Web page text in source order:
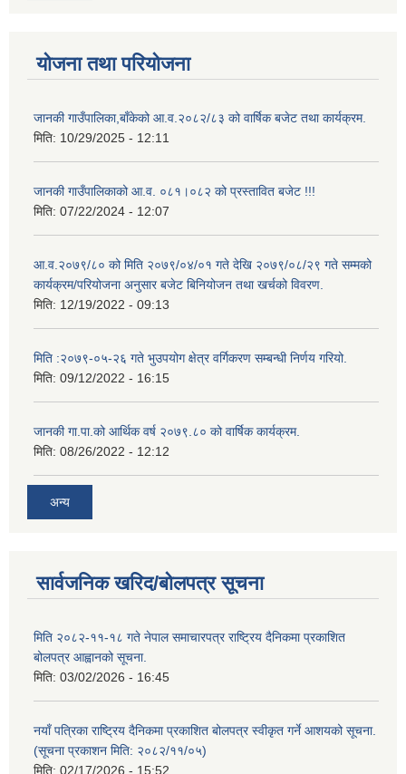
योजना तथा परियोजना
जानकी गाउँपालिका,बाँकेको आ.व.२०८२/८३ को वार्षिक बजेट तथा कार्यक्रम.
मिति: 10/29/2025 - 12:11
जानकी गाउँपालिकाको आ.व. ०८१।०८२ को प्रस्तावित बजेट !!!
मिति: 07/22/2024 - 12:07
आ.व.२०७९/८० को मिति २०७९/०४/०१ गते देखि २०७९/०८/२९ गते सम्मको
कार्यक्रम/परियोजना अनुसार बजेट बिनियोजन तथा खर्चको विवरण.
मिति: 12/19/2022 - 09:13
मिति :२०७९-०५-२६ गते भुउपयोग क्षेत्र वर्गिकरण सम्बन्धी निर्णय गरियो.
मिति: 09/12/2022 - 16:15
जानकी गा.पा.को आर्थिक वर्ष २०७९.८० को वार्षिक कार्यक्रम.
मिति: 08/26/2022 - 12:12
अन्य
सार्वजनिक खरिद/बोलपत्र सूचना
मिति २०८२-११-१८ गते नेपाल समाचारपत्र राष्ट्रिय दैनिकमा प्रकाशित
बोलपत्र आह्वानको सूचना.
मिति: 03/02/2026 - 16:45
नयाँ पत्रिका राष्ट्रिय दैनिकमा प्रकाशित बोलपत्र स्वीकृत गर्ने आशयको सूचना.
(सूचना प्रकाशन मिति: २०८२/११/०५)
मिति: 02/17/2026 - 15:52